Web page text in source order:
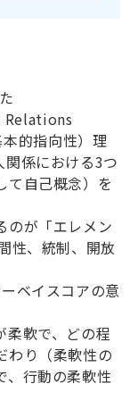
Relations
的指向性）理
係における3つ
て自己概念）を
のが「エレメン
性、統制、開放
ベイスコアの意
柔軟で、どの程
わり（柔軟性の
、行動の柔軟性